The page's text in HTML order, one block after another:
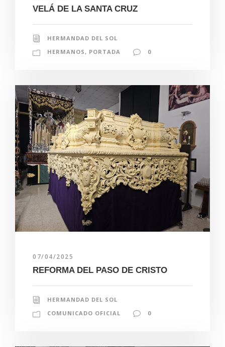
VELÁ DE LA SANTA CRUZ
HERMANDAD DEL SOL
HERMANOS , PORTADA 0
07/04/2025
REFORMA DEL PASO DE CRISTO
HERMANDAD DEL SOL
COMUNICADO OFICIAL
0